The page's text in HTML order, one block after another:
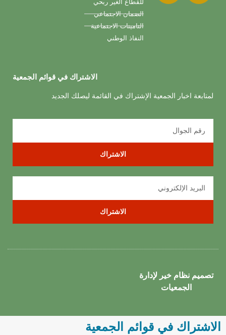
للقطاع الغير ربحي
الضمان الاجتماعي
التامينات الاجتماعية
النفاذ الوطني
الاشتراك في قوائم الجمعية
لمتابعة اخبار الجمعية الإشتراك في القائمة ليصلك الجديد
الاشتراك
الاشتراك
تصميم نظام خير لإدارة
الجمعيات
الاشتراك في قوائم الجمعية